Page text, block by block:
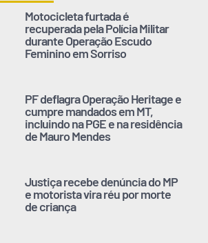
Motocicleta furtada é
recuperada pela Polícia Militar
durante Operação Escudo
Feminino em Sorriso
PF deflagra Operação Heritage e
cumpre mandados em MT,
incluindo na PGE e na residência
de Mauro Mendes
Justiça recebe denúncia do MP
e motorista vira réu por morte
de criança